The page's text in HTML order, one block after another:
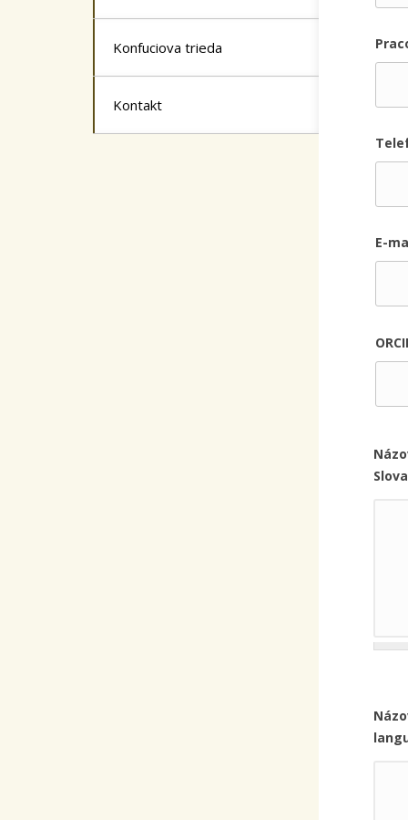
Konfuciova trieda
Kontakt
E-